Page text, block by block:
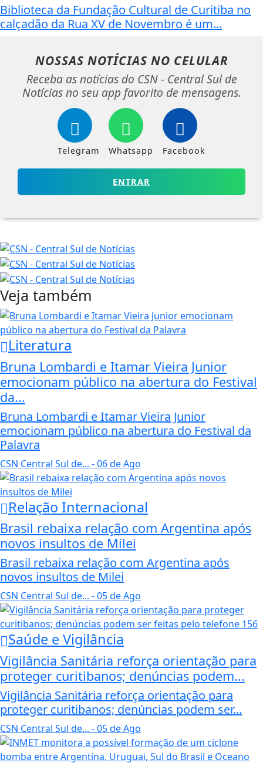
Biblioteca da Fundação Cultural de Curitiba no
calçadão da Rua XV de Novembro é um...
NOSSAS NOTÍCIAS NO CELULAR
Receba as notícias do CSN - Central Sul de
Notícias no seu app favorito de mensagens.
Telegram Whatsapp Facebook
ENTRAR
Veja também
Literatura
Bruna Lombardi e Itamar Vieira Junior
emocionam público na abertura do Festival
da...
Bruna Lombardi e Itamar Vieira Junior
emocionam público na abertura do Festival da
Palavra
CSN Central Sul de... - 06 de Ago
Relação Internacional
Brasil rebaixa relação com Argentina após
novos insultos de Milei
Brasil rebaixa relação com Argentina após
novos insultos de Milei
CSN Central Sul de... - 05 de Ago
Saúde e Vigilância
Vigilância Sanitária reforça orientação para
proteger curitibanos; denúncias podem...
Vigilância Sanitária reforça orientação para
proteger curitibanos; denúncias podem ser...
CSN Central Sul de... - 05 de Ago